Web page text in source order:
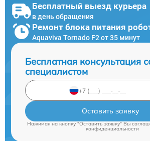
Бесплатный выезд курьера
в день обращения
Ремонт блока питания
Aquaviva Tornado F2 от 35 минут
Бесплатная консультация
специалистом
Оставить заявку
Нажимая на кнопку "Оставить заявку" Вы
конфиденциальности